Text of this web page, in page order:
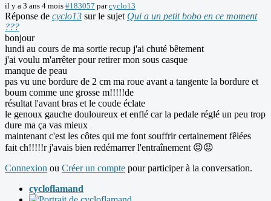
il y a 3 ans 4 mois #183057 parcyclo13
Réponse de cyclo13 sur le sujet Qui a un petit bobo en ce moment
???
bonjour
lundi au cours de ma sortie recup j'ai chuté bêtement
j'ai voulu m'arrêter pour retirer mon sous casque
manque de peau
pas vu une bordure de 2 cm ma roue avant a tangente la bordure et
boum comme une grosse m!!!!!de
résultat l'avant bras et le coude éclate
le genoux gauche douloureux et enflé car la pedale réglé un peu trop
dure ma ça vas mieux
maintenant c'est les côtes qui me font souffrir certainement fêlées
fait ch!!!!!r j'avais bien redémarrer l'entraînement 😡😡
Connexion ou Créer un compte pour participer à la conversation.
cycloflamand